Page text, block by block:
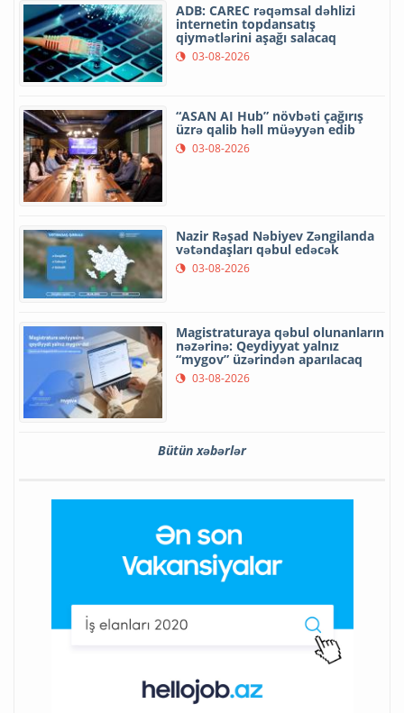
ADB: CAREC rəqəmsal dəhlizi
internetin topdansatış
qiymətlərini aşağı salacaq
03-08-2026
“ASAN AI Hub” növbəti çağırış
üzrə qalib həll müəyyən edib
03-08-2026
Nazir Rəşad Nəbiyev Zəngilanda
vətəndaşları qəbul edəcək
03-08-2026
Magistraturaya qəbul olunanların
nəzərinə: Qeydiyyat yalnız
“mygov” üzərindən aparılacaq
03-08-2026
Bütün xəbərlər